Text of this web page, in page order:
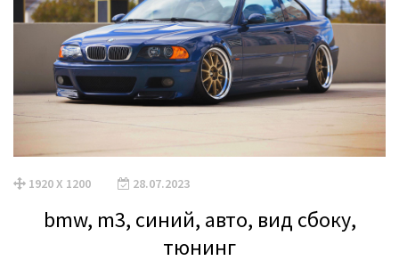
1920 X 1200 28.07.2023
bmw, m3, синий, авто, вид сбоку,
тюнинг